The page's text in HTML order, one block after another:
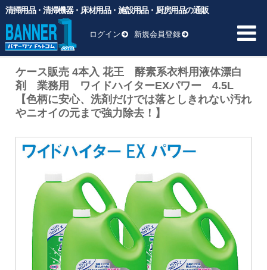
清掃用品・清掃機器・床材用品・施設用品・厨房用品の通販
ログイン 新規会員登録
HOME
商品一覧 ▼
業務用ゴミ袋
一般厨房用洗剤
ヘッド交換用
床材用品
BM向け洗剤・ワックス
雑貨
清掃用品
バナーワンドットコム>商品 >一般厨房用洗剤>衣料用洗剤・漂
白剤・柔軟剤>
ケース販売 4本入 花王 酵素系衣料用液体漂白剤
業務用 ワイドハイターEXパワー 4.5L 【色柄に安心、洗剤だけ
では落としきれない汚れやニオイの元まで強力除去！】
ケース販売 4本入 花王 酵素系衣料用液体漂白
剤 業務用 ワイドハイターEXパワー 4.5L
【色柄に安心、洗剤だけでは落としきれない汚れ
やニオイの元まで強力除去！】